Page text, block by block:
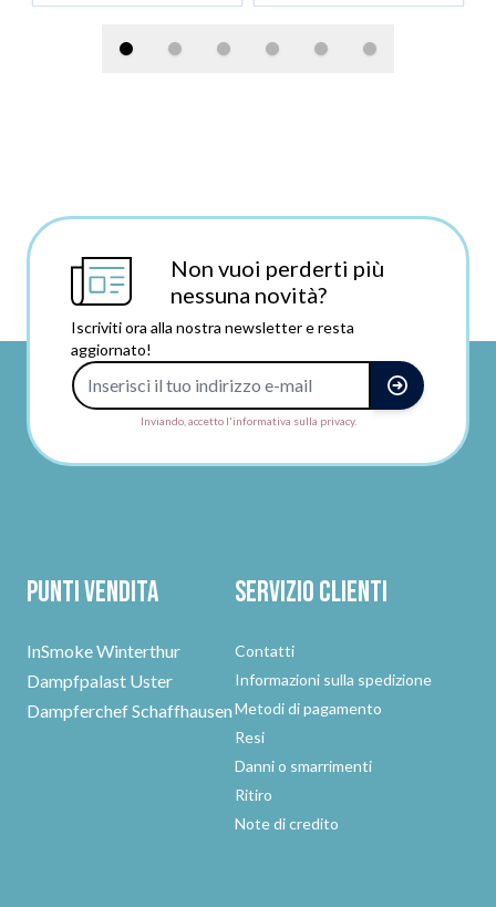
Non vuoi perderti più
nessuna novità?
Iscriviti ora alla nostra newsletter e resta
aggiornato!
Inviando, accetto l'informativa sulla privacy.
Punti vendita
InSmoke Winterthur
Dampfpalast Uster
Dampferchef Schaffhausen
Servizio clienti
Contatti
Informazioni sulla spedizione
Metodi di pagamento
Resi
Danni o smarrimenti
Ritiro
Note di credito